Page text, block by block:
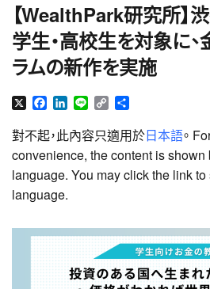
【WealthPark研究所】
学生・高校生を対象に
ラムの新作を実施
X Facebook
LinkedIn
Line Copy
對不起，此內容只適用於日本語。
convenience, the content is
language. You may click the link
language.